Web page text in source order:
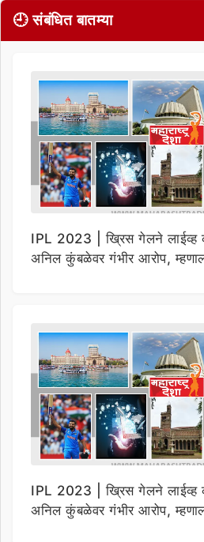
🕘 संबंधित बातम्या
IPL 2023 | ख्रिस गेलने लाईव्ह
अनिल कुंबळेवर गंभीर आरोप,
IPL 2023 | ख्रिस गेलने लाईव्ह
अनिल कुंबळेवर गंभीर आरोप,